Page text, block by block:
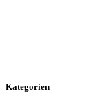
Kategorien